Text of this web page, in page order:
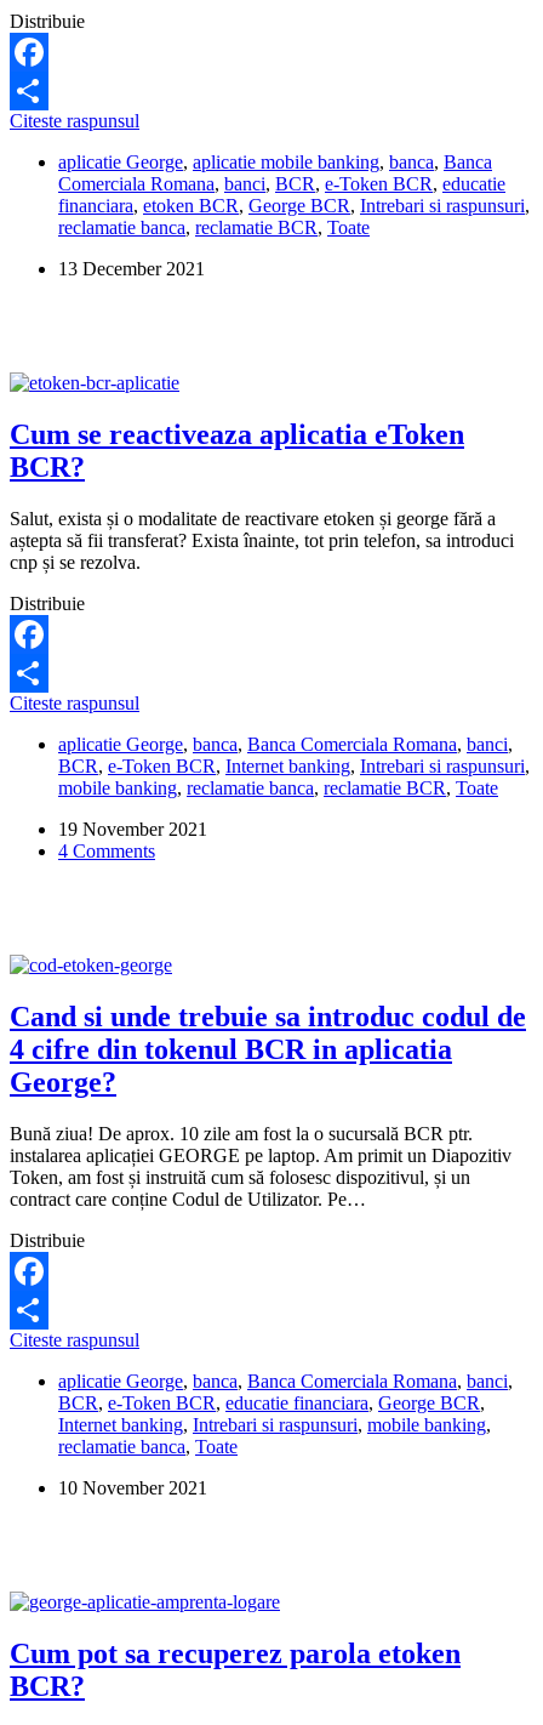
Distribuie
Facebook
Share
Citeste raspunsul
afla
parola
e-
token
aplicatie George, aplicatie mobile banking, banca, Banca
Comerciala Romana, banci, BCR, e-Token BCR, educatie
financiara, etoken BCR, George BCR, Intrebari si raspunsuri,
reclamatie banca, reclamatie BCR, Toate
13 December 2021
Cum se reactiveaza aplicatia eToken
BCR?
Salut, exista și o modalitate de reactivare etoken și george fără a
aștepta să fii transferat? Exista înainte, tot prin telefon, sa introduci
cnp și se rezolva.
Distribuie
Facebook
Share
Citeste raspunsul
reactiveaza
aplicatia
eToken
aplicatie George, banca, Banca Comerciala Romana, banci,
BCR, e-Token BCR, Internet banking, Intrebari si raspunsuri,
mobile banking, reclamatie banca, reclamatie BCR, Toate
19 November 2021
4 Comments
Cand si unde trebuie sa introduc codul de
4 cifre din tokenul BCR in aplicatia
George?
Bună ziua! De aprox. 10 zile am fost la o sucursală BCR ptr.
instalarea aplicației GEORGE pe laptop. Am primit un Diapozitiv
Token, am fost și instruită cum să folosesc dispozitivul, și un
contract care conține Codul de Utilizator. Pe…
Distribuie
Facebook
Share
Citeste raspunsul
unde
trebuie
sa
introduc
de
BCR
George?
aplicatie George, banca, Banca Comerciala Romana, banci,
BCR, e-Token BCR, educatie financiara, George BCR,
Internet banking, Intrebari si raspunsuri, mobile banking,
reclamatie banca, Toate
10 November 2021
Cum pot sa recuperez parola etoken
BCR?